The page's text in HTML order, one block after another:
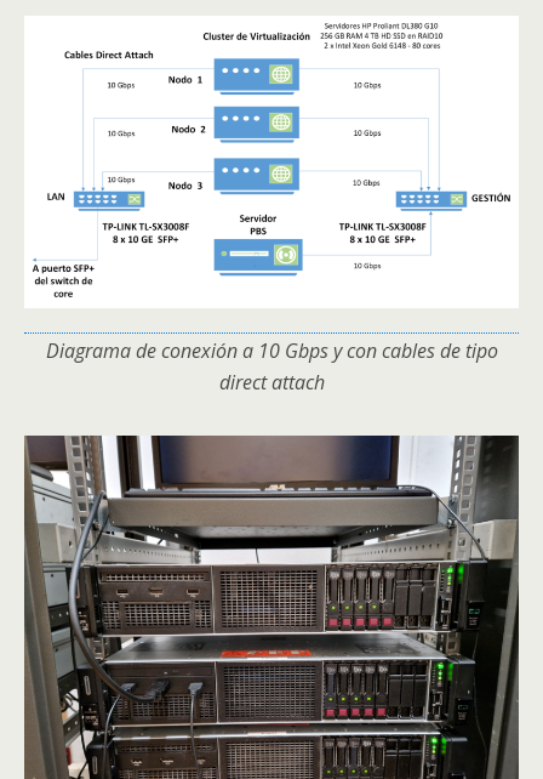
Diagrama de conexión a 10 Gbps y con cables de tipo
direct attach